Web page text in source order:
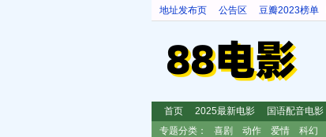
地址发布页 公告区 豆瓣2023榜单
首页 2025最新电影 国语配音电影
专题分类：
喜剧 动作 爱情 科幻